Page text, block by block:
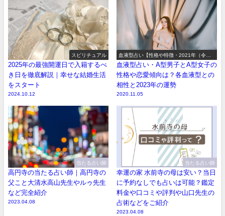
スピリチュアル
2025年の最強開運日で入籍するべ
き日を徹底解説｜幸せな結婚生活
をスタート
2024.10.12
血液型占い【性格や特徴・2021年（令和3
年）の運勢】
血液型占い・A型男子とA型女子の
性格や恋愛傾向は？各血液型との
相性と2023年の運勢
2020.11.05
当たる占い師
高円寺の当たる占い師｜高円寺の
父こと大清水高山先生やルゥ先生
など完全紹介
2023.04.08
当たる占い師
幸運の家 水前寺の母は安い？当日
に予約なしでも占いは可能？鑑定
料金や口コミや評判や山口先生の
占術などをご紹介
2023.04.08